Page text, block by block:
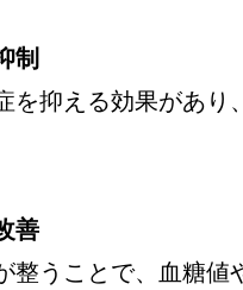
制
を抑える効果があり
善
整うことで、血糖